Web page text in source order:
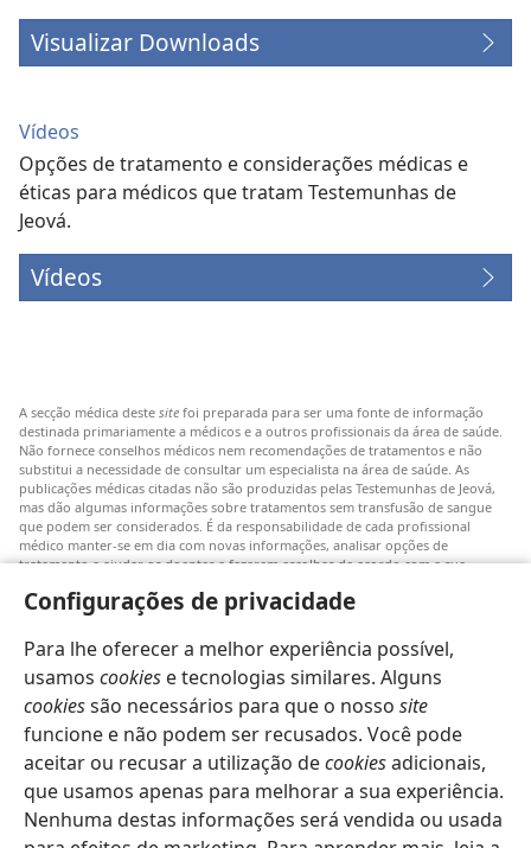
Configurações de privacidade
Para lhe oferecer a melhor experiência possível,
usamos cookies e tecnologias similares. Alguns
cookiessão necessários para que o nosso site
funcione e não podem ser recusados. Você pode
aceitar ou recusar a utilização decookiesadicionais,
que usamos apenas para melhorar a sua experiência.
Nenhuma destas informações será vendida ou usada
Visualizar Downloads
Vídeos
Opções de tratamento e considerações médicas e
éticas para médicos que tratam Testemunhas de
Jeová.
Vídeos
A secção médica deste site foi preparada para ser uma fonte de informação
destinada primariamente a médicos e a outros profissionais da área de saúde.
Não fornece conselhos médicos nem recomendações de tratamentos e não
substitui a necessidade de consultar um especialista na área de saúde. As
publicações médicas citadas não são produzidas pelas Testemunhas de Jeová,
mas dão algumas informações sobre tratamentos sem transfusão de sangue
que podem ser considerados. É da responsabilidade de cada profissional
médico manter-se em dia com novas informações, analisar opções de
tratamento e ajudar os doentes a fazerem escolhas de acordo com a sua
serão aplicáveis ou aceitáveis para todos os doentes.
para obter informações sobre doenças ou tratamentos. Consulte um médico se
achar que tem um problema de saúde.
O uso destesiteestá sujeito aos seustermos de utilização.
Definições de aspeto